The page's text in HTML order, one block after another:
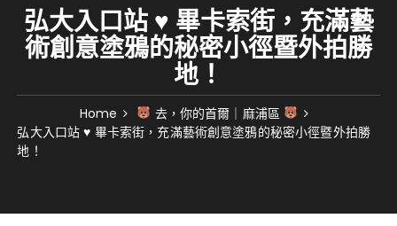
弘大入口站 ♥ 畢卡索街，充滿藝
術創意塗鴉的秘密小徑暨外拍勝
地！
Home
去，你的首爾｜麻浦區
弘大入口站 ♥ 畢卡索街，充滿藝術創意塗鴉的秘密小徑暨外拍勝
地！